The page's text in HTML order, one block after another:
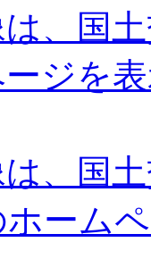
、国
ジを
、国
ーム